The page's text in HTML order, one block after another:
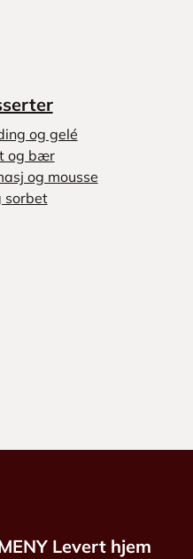
og gelé
og bær
og mousse
sorbet
Levert hjem